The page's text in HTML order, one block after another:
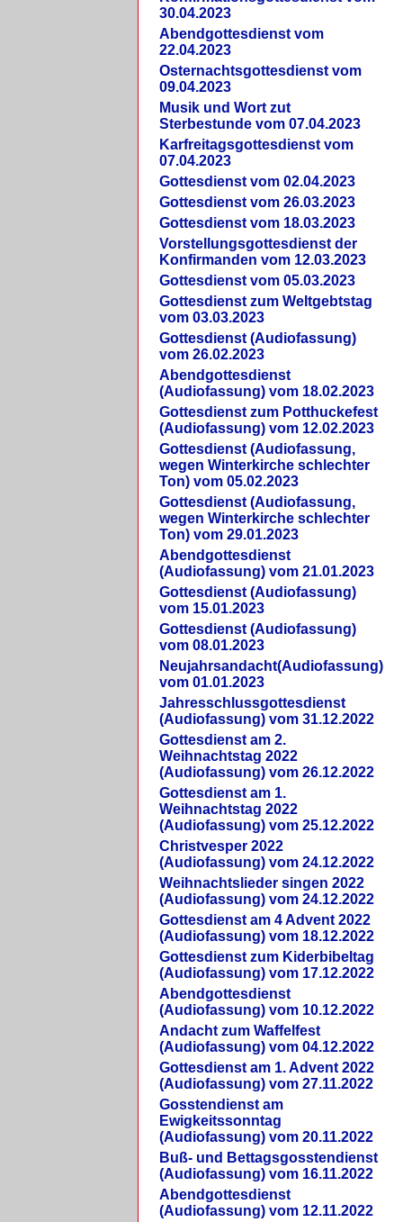
30.04.2023
Abendgottesdienst vom
22.04.2023
Osternachtsgottesdienst vom
09.04.2023
Musik und Wort zut
Sterbestunde vom 07.04.2023
Karfreitagsgottesdienst vom
07.04.2023
Gottesdienst vom 02.04.2023
Gottesdienst vom 26.03.2023
Gottesdienst vom 18.03.2023
Vorstellungsgottesdienst der
Konfirmanden vom 12.03.2023
Gottesdienst vom 05.03.2023
Gottesdienst zum Weltgebtstag
vom 03.03.2023
Gottesdienst (Audiofassung)
vom 26.02.2023
Abendgottesdienst
(Audiofassung) vom 18.02.2023
Gottesdienst zum Potthuckefest
(Audiofassung) vom 12.02.2023
Gottesdienst (Audiofassung,
wegen Winterkirche schlechter
Ton) vom 05.02.2023
Gottesdienst (Audiofassung,
wegen Winterkirche schlechter
Ton) vom 29.01.2023
Abendgottesdienst
(Audiofassung) vom 21.01.2023
Gottesdienst (Audiofassung)
vom 15.01.2023
Gottesdienst (Audiofassung)
vom 08.01.2023
Neujahrsandacht(Audiofassung)
vom 01.01.2023
Jahresschlussgottesdienst
(Audiofassung) vom 31.12.2022
Gottesdienst am 2.
Weihnachtstag 2022
(Audiofassung) vom 26.12.2022
Gottesdienst am 1.
Weihnachtstag 2022
(Audiofassung) vom 25.12.2022
Christvesper 2022
(Audiofassung) vom 24.12.2022
Weihnachtslieder singen 2022
(Audiofassung) vom 24.12.2022
Gottesdienst am 4 Advent 2022
(Audiofassung) vom 18.12.2022
Gottesdienst zum Kiderbibeltag
(Audiofassung) vom 17.12.2022
Abendgottesdienst
(Audiofassung) vom 10.12.2022
Andacht zum Waffelfest
(Audiofassung) vom 04.12.2022
Gottesdienst am 1. Advent 2022
(Audiofassung) vom 27.11.2022
Gosstendienst am
Ewigkeitssonntag
(Audiofassung) vom 20.11.2022
Buß- und Bettagsgosstendienst
(Audiofassung) vom 16.11.2022
Abendgottesdienst
(Audiofassung) vom 12.11.2022